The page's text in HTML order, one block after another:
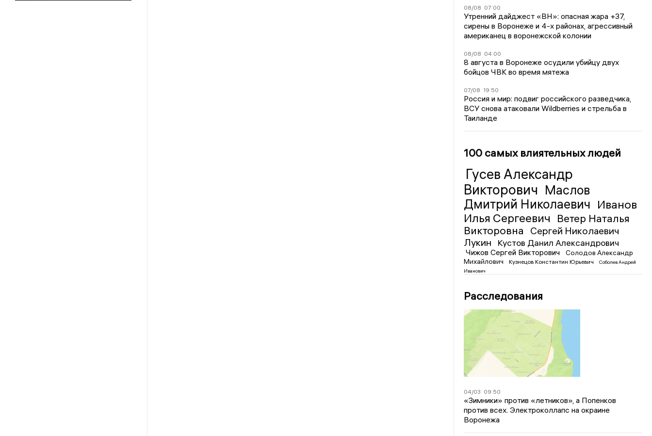
08/08 07:00
Утренний дайджест «ВН»: опасная жара +37,
сирены в Воронеже и 4-х районах, агрессивный
американец в воронежской колонии
08/08 04:00
8 августа в Воронеже осудили убийцу двух
бойцов ЧВК во время мятежа
07/08 19:50
Россия и мир: подвиг российского разведчика,
ВСУ снова атаковали Wildberries и стрельба в
Таиланде
100 самых влиятельных людей
Гусев Александр
Викторович Маслов
Дмитрий Николаевич Иванов
Илья Сергеевич
Ветер Наталья
Викторовна
Сергей Николаевич
Лукин
Кустов Данил Александрович
Чижов Сергей Викторович
Солодов Александр
Михайлович
Кузнецов Константин Юрьевич
Соболев Андрей
Иванович
Расследования
04/03 09:50
«Зимники» против «летников», а Попенков
против всех. Электроколлапс на окраине
Воронежа